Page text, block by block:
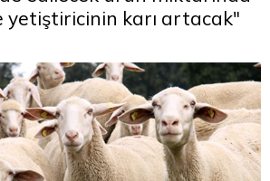
yetiştiricinin karı artacak"